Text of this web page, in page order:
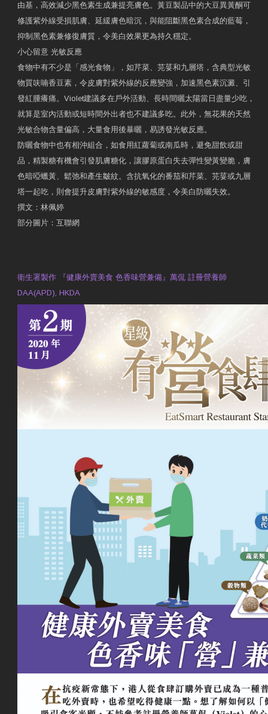
由基，高效減少黑色素生成兼提亮膚色。黃豆製品中的大豆異黃酮可
修護紫外線受損肌膚、延緩膚色暗沉，與能阻斷黑色素合成的藍莓，
抑制黑色素兼修復膚質，令美白效果更為持久穩定。
小心留意 光敏反應
食物中有不少是「感光食物」，如芹菜、芫荽和九層塔，含典型光敏
物質呋喃香豆素，令皮膚對紫外線的反應變強，加速黑色素沉澱、引
發紅腫癢痛。Violet建議多在戶外活動、長時間曬太陽當日盡量少吃，
就算是室內活動或短時間外出者也不建議多吃。此外，無花果的天然
光敏合物含量偏高，大量食用後暴曬，易誘發光敏反應。
防曬食物中也有相沖組合，如食用紅蘿蔔或南瓜時，避免甜飲或甜
品，精製糖有機會引發肌膚糖化，讓膠原蛋白失去彈性變黃變脆，膚
色暗啞蠟黃、鬆弛和產生皺紋。含抗氧化的番茄和芹菜、芫荽或九層
塔一起吃，則會提升皮膚對紫外線的敏感度，令美白防曬失效。
撰文：林佩婷
部分圖片：互聯網
衛生署製作 『健康外賣美食 色香味營兼備』萬侃 註冊營養師
DAA(APD), HKDA